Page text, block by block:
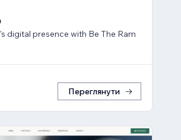
digital presence with Be The Ram
Переглянути